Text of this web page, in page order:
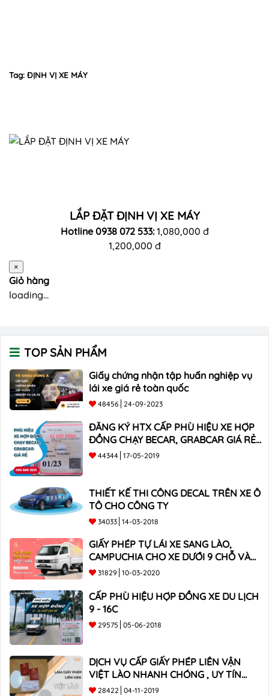
Tag: ĐỊNH VỊ XE MÁY
LẮP ĐẶT ĐỊNH VỊ XE MÁY
Hotline 0938 072 533:1,080,000 đ
1,200,000 đ
×
Giỏ hàng
loading...
TOP SẢN PHẨM
Giấy chứng nhận tập huấn nghiệp vụ
lái xe giá rẻ toàn quốc
48456 24-09-2023
ĐĂNG KÝ HTX CẤP PHÙ HIỆU XE HỢP
ĐỒNG CHẠY BECAR, GRABCAR GIÁ RẺ
NHẤT
44344 17-05-2019
THIẾT KẾ THI CÔNG DECAL TRÊN XE Ô
TÔ CHO CÔNG TY
34033 14-03-2018
GIẤY PHÉP TỰ LÁI XE SANG LÀO,
CAMPUCHIA CHO XE DƯỚI 9 CHỖ VÀ
XE BÁN TẢI
31829 10-03-2020
CẤP PHÙ HIỆU HỢP ĐỒNG XE DU LỊCH
9 - 16C
29575 05-06-2018
DỊCH VỤ CẤP GIẤY PHÉP LIÊN VẬN
VIỆT LÀO NHANH CHÓNG , UY TÍN
TOÀN QUỐC
28422 04-11-2019